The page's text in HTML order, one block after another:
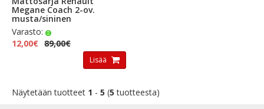
Megane Coach 2-ov.
musta/sininen
Varasto:
12,00€ 89,00€
Lisää
Näytetään tuotteet 1 - 5 (5 tuotteesta)